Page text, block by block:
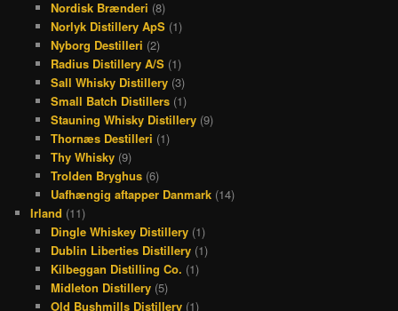
Nordisk Brænderi (8)
Norlyk Distillery ApS(1)
Nyborg Destilleri (2)
Radius Distillery A/S(1)
Sall Whisky Distillery(3)
Small Batch Distillers(1)
Stauning Whisky Distillery(9)
Thornæs Destilleri (1)
Thy Whisky(9)
Trolden Bryghus(6)
Uafhængig aftapper Danmark(14)
Irland (11)
Dingle Whiskey Distillery(1)
Dublin Liberties Distillery(1)
Kilbeggan Distilling Co. (1)
Midleton Distillery(5)
Old Bushmills Distillery(1)